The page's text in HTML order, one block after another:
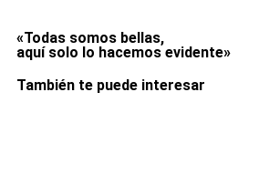
«Todas somos bellas,
aquí solo lo hacemos evidente»
También te puede interesar